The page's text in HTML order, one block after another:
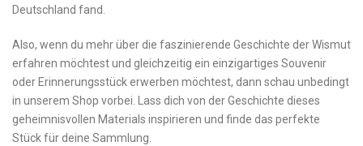
Deutschland fand.
Also, wenn du mehr über die faszinierende Geschichte ‌der⁢ Wismut
erfahren möchtest und gleichzeitig ein einzigartiges Souvenir
oder ⁣Erinnerungsstück erwerben möchtest, dann schau unbedingt
in unserem Shop vorbei. Lass dich ​von der Geschichte dieses
geheimnisvollen Materials inspirieren und finde das ⁢perfekte
Stück für deine Sammlung.